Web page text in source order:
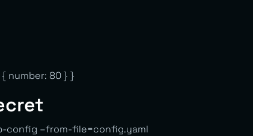
number: 80 } }
config –from-file=config.yaml